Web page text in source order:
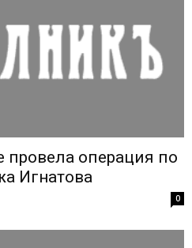
провела операция по
Игнатова
0